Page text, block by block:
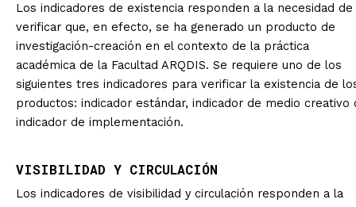
Los indicadores de existencia responden a la necesidad de
verificar que, en efecto, se ha generado un producto de
investigación-creación en el contexto de la práctica
académica de la Facultad ARQDIS. Se requiere uno de los
siguientes tres indicadores para verificar la existencia de
productos: indicador estándar, indicador de medio creativo
indicador de implementación.
VISIBILIDAD Y CIRCULACIÓN
Los indicadores de visibilidad y circulación responden a la